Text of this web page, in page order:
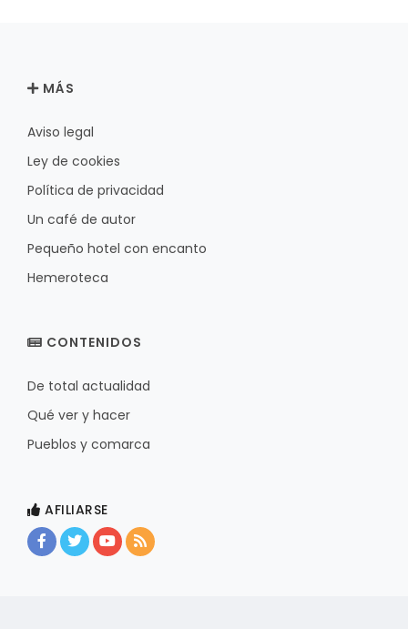
MÁS
Aviso legal
Ley de cookies
Política de privacidad
Un café de autor
Pequeño hotel con encanto
Hemeroteca
CONTENIDOS
De total actualidad
Qué ver y hacer
Pueblos y comarca
AFILIARSE